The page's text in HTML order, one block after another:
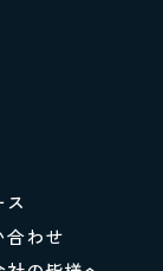
ス
合わせ